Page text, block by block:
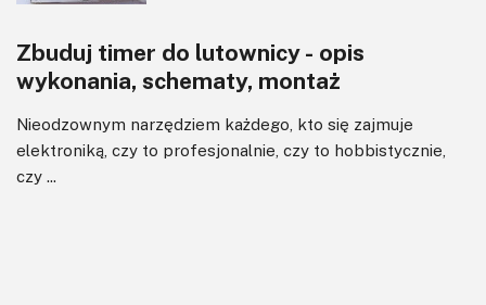
Zbuduj timer do lutownicy - opis
wykonania, schematy, montaż
Nieodzownym narzędziem każdego, kto się zajmuje
elektroniką, czy to profesjonalnie, czy to hobbistycznie,
czy ...